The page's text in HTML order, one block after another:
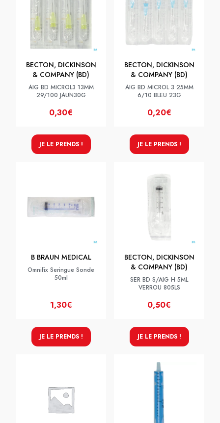
BECTON, DICKINSON
& COMPANY (BD)
AIG BD MICROL3 13MM
29/100 JAUN30G
0,30€
JE LE PRENDS !
BECTON, DICKINSON
& COMPANY (BD)
AIG BD MICROL 3 25MM
6/10 BLEU 23G
0,20€
JE LE PRENDS !
B BRAUN MEDICAL
Omnifix Seringue Sonde
50ml
1,30€
JE LE PRENDS !
BECTON, DICKINSON
& COMPANY (BD)
SER BD S/AIG H 5ML
VERROU 805LS
0,50€
JE LE PRENDS !